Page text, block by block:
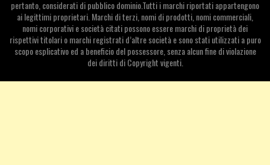
pertanto, considerati di pubblico dominio.Tutti i marchi riportati appartengono
ai legittimi proprietari. Marchi di terzi, nomi di prodotti, nomi commerciali,
nomi corporativi e società citati possono essere marchi di proprietà dei
rispettivi titolari o marchi registrati d’altre società e sono stati utilizzati a puro
scopo esplicativo ed a beneficio del possessore, senza alcun fine di violazione
dei diritti di Copyright vigenti.